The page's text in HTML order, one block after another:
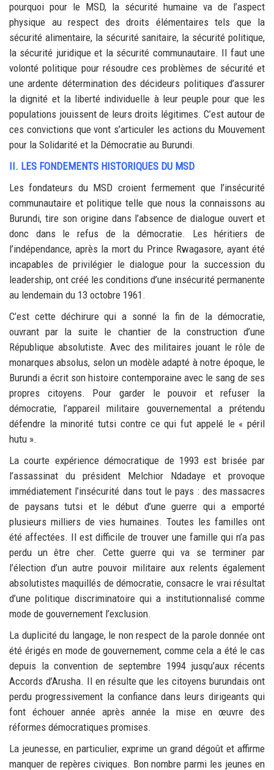
pourquoi pour le MSD, la sécurité humaine va de l’aspect
physique au respect des droits élémentaires tels que la
sécurité alimentaire, la sécurité sanitaire, la sécurité politique,
la sécurité juridique et la sécurité communautaire. Il faut une
volonté politique pour résoudre ces problèmes de sécurité et
une ardente détermination des décideurs politiques d’assurer
la dignité et la liberté individuelle à leur peuple pour que les
populations jouissent de leurs droits légitimes. C’est autour de
ces convictions que vont s’articuler les actions du Mouvement
pour la Solidarité et la Démocratie au Burundi.
II. LES FONDEMENTS HISTORIQUES DU MSD
Les fondateurs du MSD croient fermement que l’insécurité
communautaire et politique telle que nous la connaissons au
Burundi, tire son origine dans l’absence de dialogue ouvert et
donc dans le refus de la démocratie. Les héritiers de
l’indépendance, après la mort du Prince Rwagasore, ayant été
incapables de privilégier le dialogue pour la succession du
leadership, ont créé les conditions d’une insécurité permanente
au lendemain du 13 octobre 1961.
C’est cette déchirure qui a sonné la fin de la démocratie,
ouvrant par la suite le chantier de la construction d’une
République absolutiste. Avec des militaires jouant le rôle de
monarques absolus, selon un modèle adapté à notre époque, le
Burundi a écrit son histoire contemporaine avec le sang de ses
propres citoyens. Pour garder le pouvoir et refuser la
démocratie, l’appareil militaire gouvernemental a prétendu
défendre la minorité tutsi contre ce qui fut appelé le « péril
hutu ».
La courte expérience démocratique de 1993 est brisée par
l’assassinat du président Melchior Ndadaye et provoque
immédiatement l’insécurité dans tout le pays : des massacres
de paysans tutsi et le début d’une guerre qui a emporté
plusieurs milliers de vies humaines. Toutes les familles ont
été affectées. Il est difficile de trouver une famille qui n’a pas
perdu un être cher. Cette guerre qui va se terminer par
l’élection d’un autre pouvoir militaire aux relents également
absolutistes maquillés de démocratie, consacre le vrai résultat
d’une politique discriminatoire qui a institutionnalisé comme
mode de gouvernement l’exclusion.
La duplicité du langage, le non respect de la parole donnée ont
été érigés en mode de gouvernement, comme cela a été le cas
depuis la convention de septembre 1994 jusqu’aux récents
Accords d’Arusha. Il en résulte que les citoyens burundais ont
perdu progressivement la confiance dans leurs dirigeants qui
font échouer année après année la mise en œuvre des
réformes démocratiques promises.
La jeunesse, en particulier, exprime un grand dégoût et affirme
manquer de repères civiques. Bon nombre parmi les jeunes en